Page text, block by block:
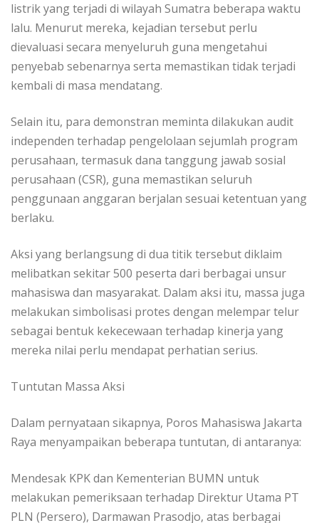
listrik yang terjadi di wilayah Sumatra beberapa waktu
lalu. Menurut mereka, kejadian tersebut perlu
dievaluasi secara menyeluruh guna mengetahui
penyebab sebenarnya serta memastikan tidak terjadi
kembali di masa mendatang.
Selain itu, para demonstran meminta dilakukan audit
independen terhadap pengelolaan sejumlah program
perusahaan, termasuk dana tanggung jawab sosial
perusahaan (CSR), guna memastikan seluruh
penggunaan anggaran berjalan sesuai ketentuan yang
berlaku.
Aksi yang berlangsung di dua titik tersebut diklaim
melibatkan sekitar 500 peserta dari berbagai unsur
mahasiswa dan masyarakat. Dalam aksi itu, massa juga
melakukan simbolisasi protes dengan melempar telur
sebagai bentuk kekecewaan terhadap kinerja yang
mereka nilai perlu mendapat perhatian serius.
Tuntutan Massa Aksi
Dalam pernyataan sikapnya, Poros Mahasiswa Jakarta
Raya menyampaikan beberapa tuntutan, di antaranya:
Mendesak KPK dan Kementerian BUMN untuk
melakukan pemeriksaan terhadap Direktur Utama PT
PLN (Persero), Darmawan Prasodjo, atas berbagai